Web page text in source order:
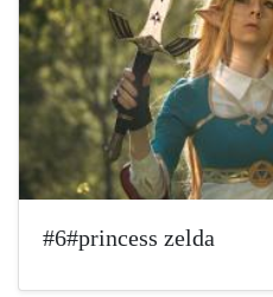
#6#princess zelda